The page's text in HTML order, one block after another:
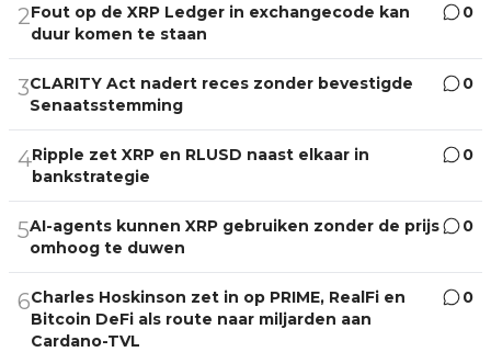
2Fout op de XRP Ledger in exchangecode kan
duur komen te staan
0
3CLARITY Act nadert reces zonder bevestigde
Senaatsstemming
0
4Ripple zet XRP en RLUSD naast elkaar in
bankstrategie
0
5AI-agents kunnen XRP gebruiken zonder de prijs
omhoog te duwen
0
6Charles Hoskinson zet in op PRIME, RealFi en
Bitcoin DeFi als route naar miljarden aan
Cardano-TVL
0